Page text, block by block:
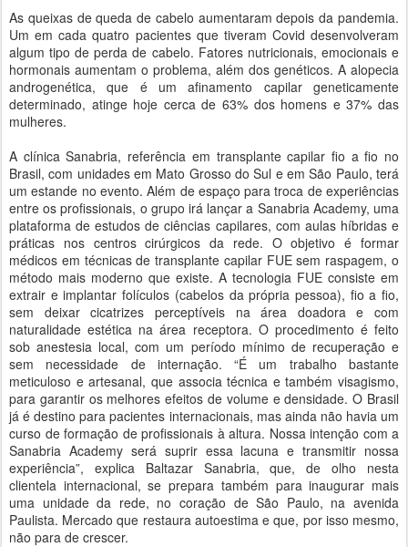
As queixas de queda de cabelo aumentaram depois da pandemia.
Um em cada quatro pacientes que tiveram Covid desenvolveram
algum tipo de perda de cabelo. Fatores nutricionais, emocionais e
hormonais aumentam o problema, além dos genéticos. A alopecia
androgenética, que é um afinamento capilar geneticamente
determinado, atinge hoje cerca de 63% dos homens e 37% das
mulheres.
A clínica Sanabria, referência em transplante capilar fio a fio no
Brasil, com unidades em Mato Grosso do Sul e em São Paulo, terá
um estande no evento. Além de espaço para troca de experiências
entre os profissionais, o grupo irá lançar a Sanabria Academy, uma
plataforma de estudos de ciências capilares, com aulas híbridas e
práticas nos centros cirúrgicos da rede. O objetivo é formar
médicos em técnicas de transplante capilar FUE sem raspagem, o
método mais moderno que existe. A tecnologia FUE consiste em
extrair e implantar folículos (cabelos da própria pessoa), fio a fio,
sem deixar cicatrizes perceptíveis na área doadora e com
naturalidade estética na área receptora. O procedimento é feito
sob anestesia local, com um período mínimo de recuperação e
sem necessidade de internação. “É um trabalho bastante
meticuloso e artesanal, que associa técnica e também visagismo,
para garantir os melhores efeitos de volume e densidade. O Brasil
já é destino para pacientes internacionais, mas ainda não havia um
curso de formação de profissionais à altura. Nossa intenção com a
Sanabria Academy será suprir essa lacuna e transmitir nossa
experiência”, explica Baltazar Sanabria, que, de olho nesta
clientela internacional, se prepara também para inaugurar mais
uma unidade da rede, no coração de São Paulo, na avenida
Paulista. Mercado que restaura autoestima e que, por isso mesmo,
não para de crescer.